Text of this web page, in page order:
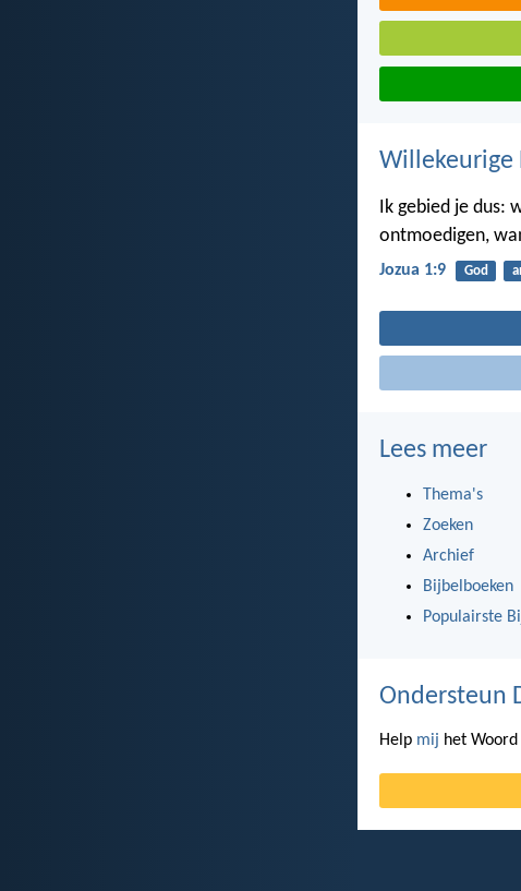
Willekeurige
Ik gebied je dus:
ontmoedigen,
Jozua 1:9 God
Lees meer
Thema's
Zoeken
Archief
Bijbelboeken
Populairste
Ondersteun
Help mij het